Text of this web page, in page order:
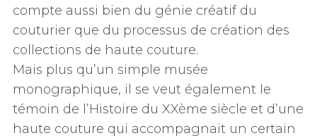
compte aussi bien du génie créatif du
couturier que du processus de création des
collections de haute couture.
Mais plus qu’un simple musée
monographique, il se veut également le
témoin de l’Histoire du XXème siècle et d’une
haute couture qui accompagnait un certain